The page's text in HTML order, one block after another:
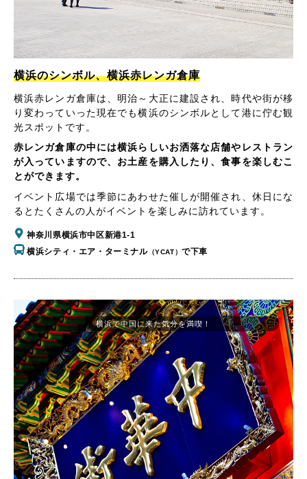
横浜のシンボル、横浜赤レンガ倉庫
横浜赤レンガ倉庫は、明治～大正に建設され、時代や街が移
り変わっていった現在でも横浜のシンボルとして港に佇む観
光スポットです。
赤レンガ倉庫の中には横浜らしいお洒落な店舗やレストラン
が入っていますので、お土産を購入したり、食事を楽しむこ
とができます。
イベント広場では季節にあわせた催しが開催され、休日にな
るとたくさんの人がイベントを楽しみに訪れています。
神奈川県横浜市中区新港1-1
横浜シティ・エア・ターミナル（YCAT）で下車
横浜で中国に来た気分を満喫！